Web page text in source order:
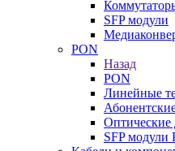
SFP модули
PON
Назад
PON
Линейные
Оптические
SFP модули